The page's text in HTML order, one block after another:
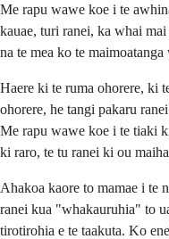
Me rapu wawe koe i te
kauae, turi ranei, ka whai
na te mea ko te
Haere ki te ruma ohorere, ki
ohorere, he tangi pakaru
Me rapu wawe koe i te tiaki
ki raro, te tu ranei ki ou
Ahakoa kaore to mamae i te
ranei kua "whakauruhia" to
tirotirohia e te taakuta. Ko